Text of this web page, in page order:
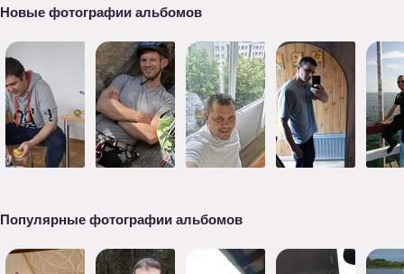
Новые фотографии альбомов
Популярные фотографии альбомов